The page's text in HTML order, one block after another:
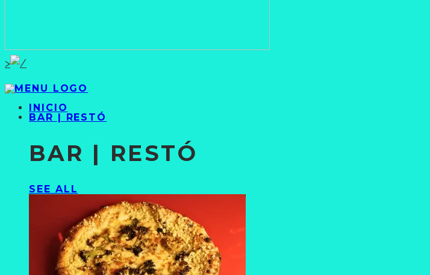
>
INICIO
BAR | RESTÓ
BAR | RESTÓ
SEE ALL